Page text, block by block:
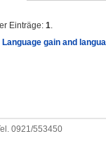
Einträge: 1.
Language gain and
0921/553450